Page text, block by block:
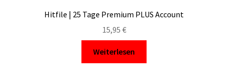
Hitfile | 25 Tage Premium PLUS Account
15,95 €
Weiterlesen